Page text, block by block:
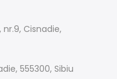
Cisnadie,
555300, Sibiu